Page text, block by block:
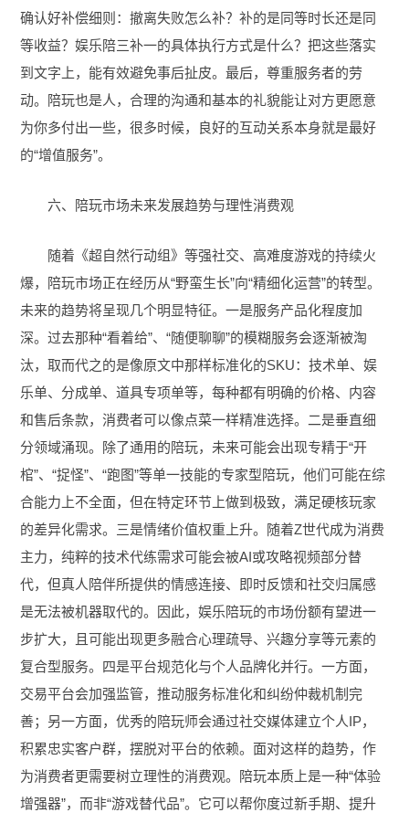
确认好补偿细则：撤离失败怎么补？补的是同等时长还是同
等收益？娱乐陪三补一的具体执行方式是什么？把这些落实
到文字上，能有效避免事后扯皮。最后，尊重服务者的劳
动。陪玩也是人，合理的沟通和基本的礼貌能让对方更愿意
为你多付出一些，很多时候，良好的互动关系本身就是最好
的“增值服务”。
六、陪玩市场未来发展趋势与理性消费观
随着《超自然行动组》等强社交、高难度游戏的持续火
爆，陪玩市场正在经历从“野蛮生长”向“精细化运营”的转型。
未来的趋势将呈现几个明显特征。一是服务产品化程度加
深。过去那种“看着给”、“随便聊聊”的模糊服务会逐渐被淘
汰，取而代之的是像原文中那样标准化的SKU：技术单、娱
乐单、分成单、道具专项单等，每种都有明确的价格、内容
和售后条款，消费者可以像点菜一样精准选择。二是垂直细
分领域涌现。除了通用的陪玩，未来可能会出现专精于“开
棺”、“捉怪”、“跑图”等单一技能的专家型陪玩，他们可能在综
合能力上不全面，但在特定环节上做到极致，满足硬核玩家
的差异化需求。三是情绪价值权重上升。随着Z世代成为消费
主力，纯粹的技术代练需求可能会被AI或攻略视频部分替
代，但真人陪伴所提供的情感连接、即时反馈和社交归属感
是无法被机器取代的。因此，娱乐陪玩的市场份额有望进一
步扩大，且可能出现更多融合心理疏导、兴趣分享等元素的
复合型服务。四是平台规范化与个人品牌化并行。一方面，
交易平台会加强监管，推动服务标准化和纠纷仲裁机制完
善；另一方面，优秀的陪玩师会通过社交媒体建立个人IP，
积累忠实客户群，摆脱对平台的依赖。面对这样的趋势，作
为消费者更需要树立理性的消费观。陪玩本质上是一种“体验
增强器”，而非“游戏替代品”。它可以帮你度过新手期、提升